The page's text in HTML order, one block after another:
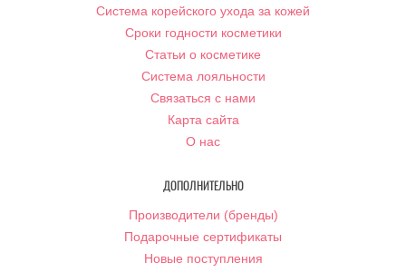
Система корейского ухода за кожей
Сроки годности косметики
Статьи о косметике
Система лояльности
Связаться с нами
Карта сайта
О нас
ДОПОЛНИТЕЛЬНО
Производители (бренды)
Подарочные сертификаты
Новые поступления